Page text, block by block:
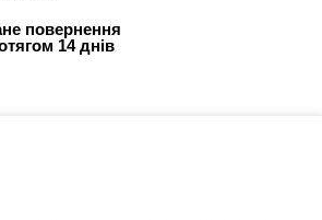
повернення
14 днів